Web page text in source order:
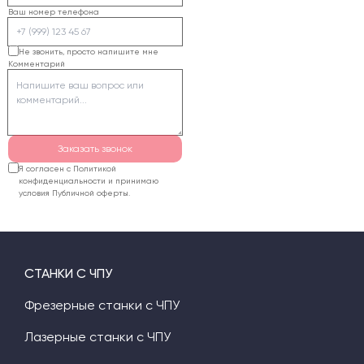
мощности, образуя
неровные каверны. Для
3D обработки
пенопласта лучше
использовать
фрезерный станок или
Ваш номер телефона
Не звонить, просто напишите мне
Комментарий
Заказать звонок
Я согласен с Политикой
конфиденциальности и принимаю
условия Публичной оферты.
СТАНКИ С ЧПУ
Фрезерные станки с ЧПУ
Лазерные станки с ЧПУ